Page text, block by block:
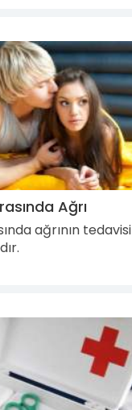
Ağrı
ağrının